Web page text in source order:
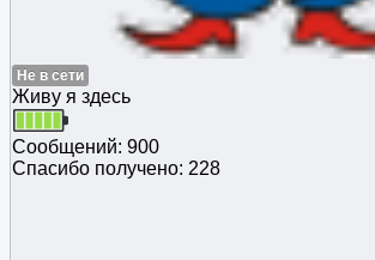
Не в сети
Живу я здесь
Сообщений: 900
Спасибо получено: 228